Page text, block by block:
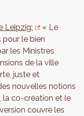
Leipzig:
« Le
le bien
les Ministres
de la ville
juste et
nouvelles notions
la co-création et le
couvre les